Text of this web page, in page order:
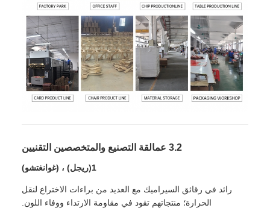
رائد في رقائق السيراميك مع العديد من براءات الاختراع لنقل
الحرارة؛ منتجاتهم تقود في مقاومة الارتداء ووفاء اللون.